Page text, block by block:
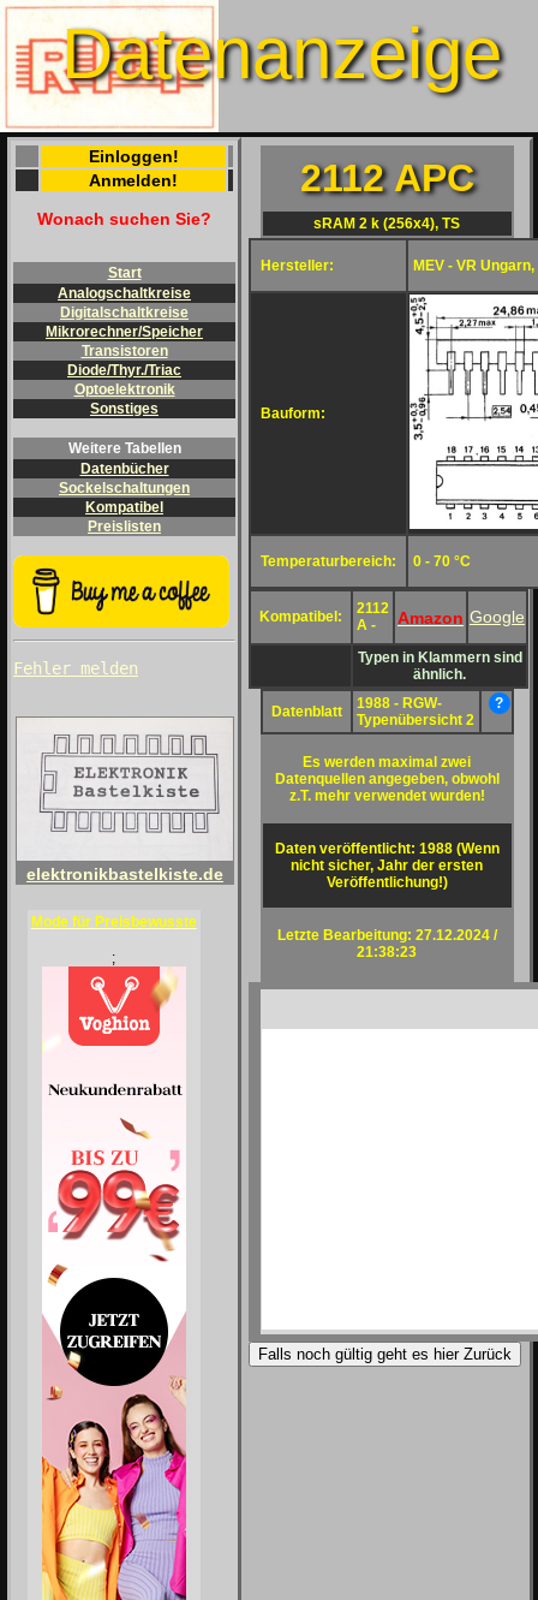
Datenanzeige
Einloggen!
Anmelden!
Wonach suchen Sie?
Start
Analogschaltkreise
Digitalschaltkreise
Mikrorechner/Speicher
Transistoren
Diode/Thyr./Triac
Optoelektronik
Sonstiges
Weitere Tabellen
Datenbücher
Sockelschaltungen
Kompatibel
Preislisten
Fehler melden
elektronikbastelkiste.de
Mode für Preisbewusste
;
2112 APC
sRAM 2 k (256x4), TS
Hersteller: MEV - VR
Bauform:
Temperaturbereich: 0 - 70 °C
Kompatibel:
2112
A -
Amazon Google
Typen in Klammern sind
ähnlich.
Datenblatt
1988 - RGW-
Typenübersicht 2
?
Es werden maximal zwei
Datenquellen angegeben, obwohl
z.T. mehr verwendet wurden!
Daten veröffentlicht: 1988 (Wenn
nicht sicher, Jahr der ersten
Veröffentlichung!)
Letzte Bearbeitung: 27.12.2024 /
21:38:23
Falls noch gültig geht es hier Zurück